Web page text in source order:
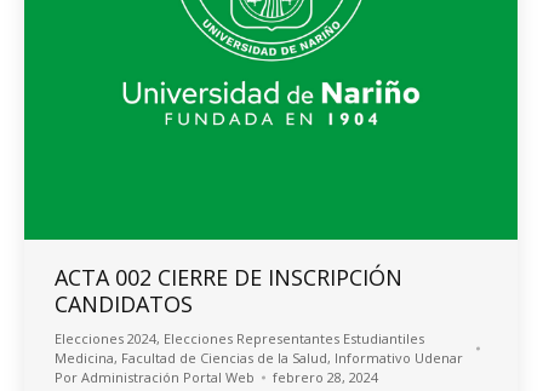
ACTA 002 CIERRE DE INSCRIPCIÓN
CANDIDATOS
Elecciones 2024, Elecciones Representantes Estudiantiles
Medicina, Facultad de Ciencias de la Salud, Informativo Udenar
Por Administración Portal Web febrero 28, 2024